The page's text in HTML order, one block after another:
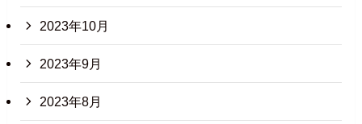
2023年10月
2023年9月
2023年8月